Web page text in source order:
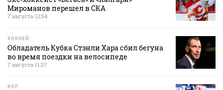
Мироманов перешел в СКА
7 августа 12:54
ХОККЕЙ
Обладатель Кубка Стэнли Хара сбил бегуна
во время поездки на велосипеде
7 августа 11:27
КХЛ